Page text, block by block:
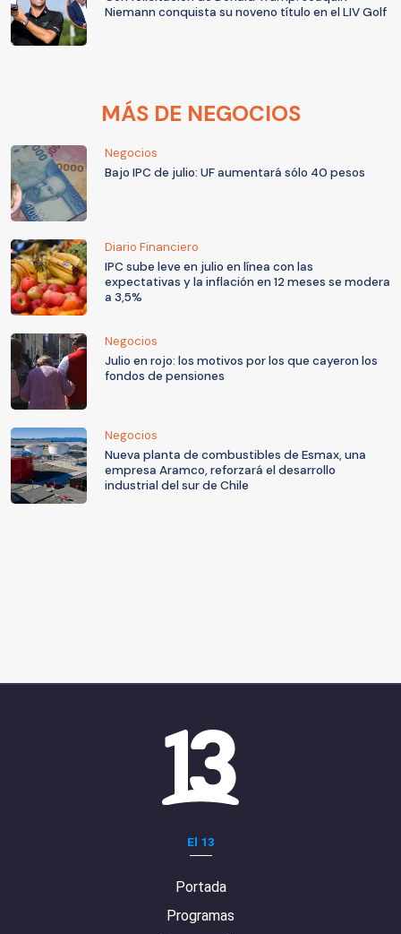
Niemann conquista su noveno título en el LIV Golf
MÁS DE NEGOCIOS
Negocios
Bajo IPC de julio: UF aumentará sólo 40 pesos
Diario Financiero
IPC sube leve en julio en línea con las
expectativas y la inflación en 12 meses se modera
a 3,5%
Negocios
Julio en rojo: los motivos por los que cayeron los
fondos de pensiones
Negocios
Nueva planta de combustibles de Esmax, una
empresa Aramco, reforzará el desarrollo
industrial del sur de Chile
El 13
Portada
Programas